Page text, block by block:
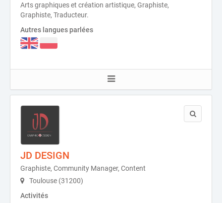
Arts graphiques et création artistique, Graphiste,
Graphiste, Traducteur.
Autres langues parlées
JD DESIGN
Graphiste, Community Manager, Content
Toulouse (31200)
Activités